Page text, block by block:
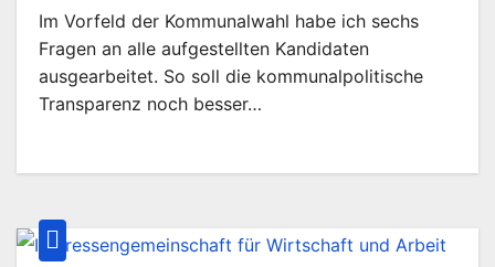
Im Vorfeld der Kommunalwahl habe ich sechs
Fragen an alle aufgestellten Kandidaten
ausgearbeitet. So soll die kommunalpolitische
Transparenz noch besser…